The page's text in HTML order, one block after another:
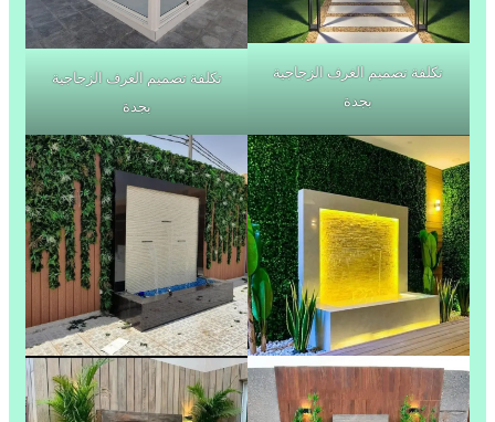
تكلفة تصميم الغرف الزجاجية
بجدة
تكلفة تصميم الغرف الزجاجية
بجدة